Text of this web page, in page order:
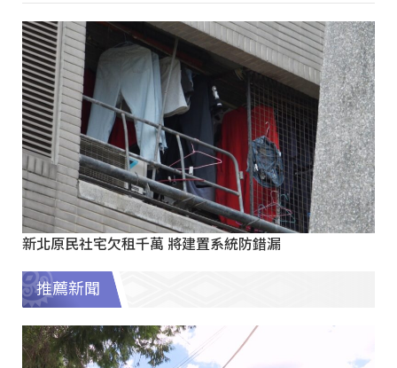
新北原民社宅欠租千萬 將建置系統防錯漏
推薦新聞